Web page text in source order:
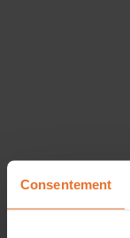
Consentement